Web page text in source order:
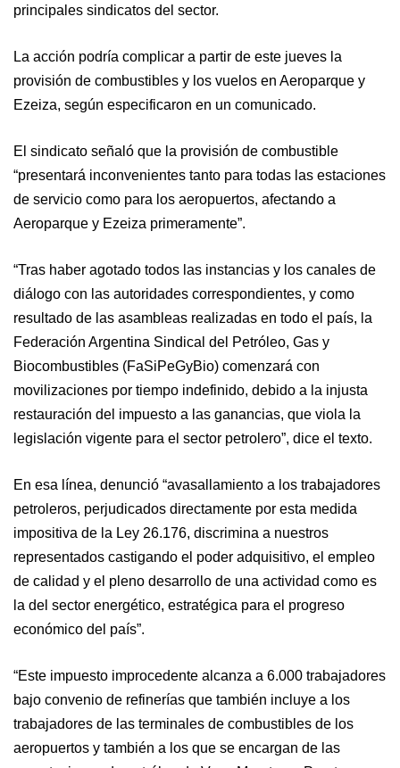
principales sindicatos del sector.
La acción podría complicar a partir de este jueves la
provisión de combustibles y los vuelos en Aeroparque y
Ezeiza, según especificaron en un comunicado.
El sindicato señaló que la provisión de combustible
“presentará inconvenientes tanto para todas las estaciones
de servicio como para los aeropuertos, afectando a
Aeroparque y Ezeiza primeramente”.
“Tras haber agotado todos las instancias y los canales de
diálogo con las autoridades correspondientes, y como
resultado de las asambleas realizadas en todo el país, la
Federación Argentina Sindical del Petróleo, Gas y
Biocombustibles (FaSiPeGyBio) comenzará con
movilizaciones por tiempo indefinido, debido a la injusta
restauración del impuesto a las ganancias, que viola la
legislación vigente para el sector petrolero”, dice el texto.
En esa línea, denunció “avasallamiento a los trabajadores
petroleros, perjudicados directamente por esta medida
impositiva de la Ley 26.176, discrimina a nuestros
representados castigando el poder adquisitivo, el empleo
de calidad y el pleno desarrollo de una actividad como es
la del sector energético, estratégica para el progreso
económico del país”.
“Este impuesto improcedente alcanza a 6.000 trabajadores
bajo convenio de refinerías que también incluye a los
trabajadores de las terminales de combustibles de los
aeropuertos y también a los que se encargan de las